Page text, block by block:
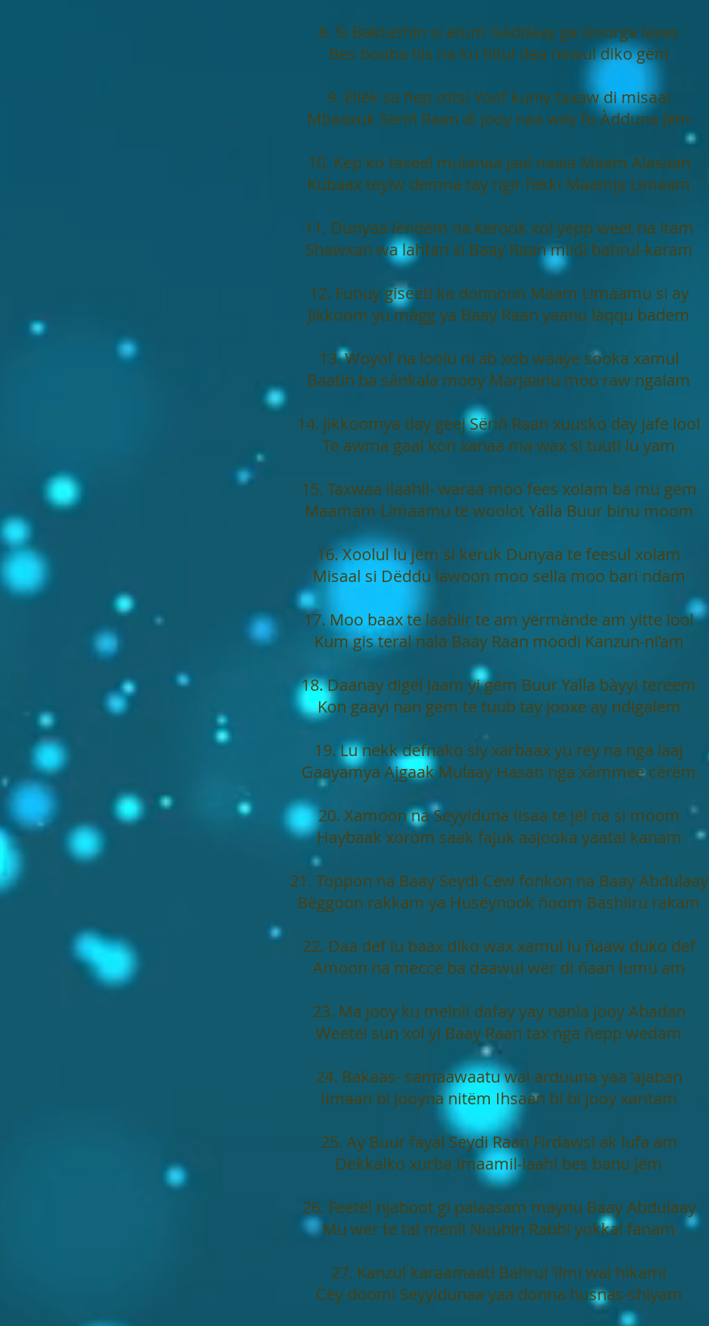
8. Si Baktashin si atum Gàddaay ga Goorga laxas
Bes booba tiis na ku tiitul daa newul diko gëm
9. Ëllëk sa ñep rotsi Yoof kuniy taxaw di misaal
Mbaaxuk Sëriñ Raan di jooy naa wëy fu Àdduna jëm
10. Kep ko taseel mulanaa jaal naala Maam Alasaan
Kubaax teyiw demna tay ngir fekki Maamja Limaam
11. Dunyaa lëndëm na kerook xol yepp weet na itam
Shawxan wa lahfan si Baay Raan miidi bahrul-karam
12. Funuy giseeti ka donnoon Maam Limaamu si ay
Jikkoom yu màgg ya Baay Raan yaanu làqqu badem
13. Woyof na loolu ni ab xob waaye sooka xamul
Baatin ba sànkala mooy Marjaanu moo raw ngalam
14. Jikkoomya day geej Sëriñ Raan xuusko day jafe lool
Te awma gaal kon xanaa ma wax si tuuti lu yam
15. Taxwaa ilaahil- waraa moo fees xolam ba mu gëm
Maamam Limaamu te woolot Yalla Buur binu moom
16. Xoolul lu jëm si këruk Dunyaa te feesul xolam
Misaal si Dëddu lawoon moo sella moo bari ndam
17. Moo baax te laabiir te am yërmànde am yitte lool
Kum gis teral nala Baay Raan moodi Kanzun-ni’am
18. Daanay digël jaam yi gëm Buur Yalla bàyyi tereem
Kon gaayi nan gëm te tuub tay jooxe ay ndigalëm
19. Lu nekk defnako siy xarbaax yu rëy na nga laaj
Gaayamya Ajgaak Mulaay Hasan nga xàmmee cërëm
20. Xamoon na Seyyiduna Iisaa te jël na si moom
Haybaak xorom saak fajuk aajooka yaatal kanam
21. Toppon na Baay Seydi Cëw fonkon na Baay Abdulaay
Bëggoon rakkam ya Husëynook ñoom Bashiiru rakam
22. Daa def lu baax diko wax xamul lu ñaaw duko def
Amoon na mecce ba daawul wër di ñaan lumu am
23. Ma jooy ku melnii dafay yay nanla jooy Abadan
Weetël sun xol yi Baay Raan tax nga ñepp wedam
24. Bakaas- samaawaatu wal arduuna yaa ’ajaban
Iimaan bi jooyna nitëm Ihsaan bi bi jooy xaritam
25. Ay Buur fayal Seydi Raan Firdawsi ak lufa am
Dekkalko xurba Imaamil-laahi bes banu jëm
26. Feetël njaboot gi palaasam maynu Baay Abdulaay
Mu wer te tal menli Nuuhin Rabbi yokkal fanam
27. Kanzul karaamaati Bahrul ’ilmi wal hikami
Cëy doomi Seyyidunaa yaa donna husnas-shiyam